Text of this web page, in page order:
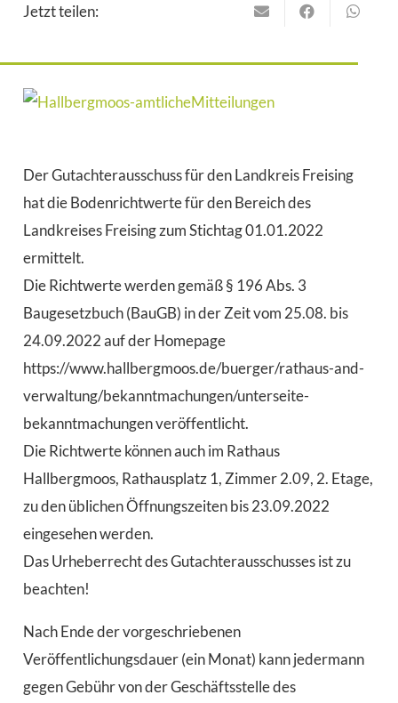
Jetzt teilen:
Der Gutachterausschuss für den Landkreis Freising
hat die Bodenrichtwerte für den Bereich des
Landkreises Freising zum Stichtag 01.01.2022
ermittelt.
Die Richtwerte werden gemäß § 196 Abs. 3
Baugesetzbuch (BauGB) in der Zeit vom 25.08. bis
24.09.2022 auf der Homepage
https://www.hallbergmoos.de/buerger/rathaus-and-
verwaltung/bekanntmachungen/unterseite-
bekanntmachungen veröffentlicht.
Die Richtwerte können auch im Rathaus
Hallbergmoos, Rathausplatz 1, Zimmer 2.09, 2. Etage,
zu den üblichen Öffnungszeiten bis 23.09.2022
eingesehen werden.
Das Urheberrecht des Gutachterausschusses ist zu
beachten!
Nach Ende der vorgeschriebenen
Veröffentlichungsdauer (ein Monat) kann jedermann
gegen Gebühr von der Geschäftsstelle des